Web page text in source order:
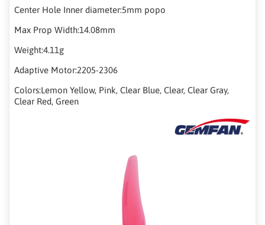
Center Hole Inner diameter:5mm popo
Max Prop Width:14.08mm
Weight:4.11g
Adaptive Motor:2205-2306
Colors:Lemon Yellow, Pink, Clear Blue, Clear, Clear Gray,
Clear Red, Green